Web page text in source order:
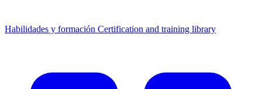
Habilidades y formación Certification and training library